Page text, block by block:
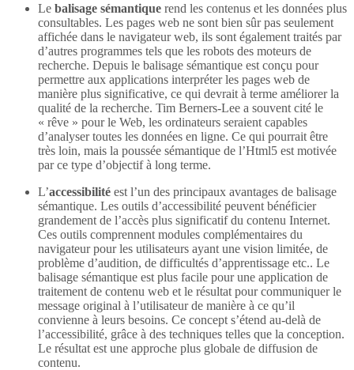
Le balisage sémantique rend les contenus et les données plus
consultables. Les pages web ne sont bien sûr pas seulement
affichée dans le navigateur web, ils sont également traités par
d’autres programmes tels que les robots des moteurs de
recherche. Depuis le balisage sémantique est conçu pour
permettre aux applications interpréter les pages web de
manière plus significative, ce qui devrait à terme améliorer la
qualité de la recherche. Tim Berners-Lee a souvent cité le
« rêve » pour le Web, les ordinateurs seraient capables
d’analyser toutes les données en ligne. Ce qui pourrait être
très loin, mais la poussée sémantique de l’Html5 est motivée
par ce type d’objectif à long terme.
L’accessibilité est l’un des principaux avantages de balisage
sémantique. Les outils d’accessibilité peuvent bénéficier
grandement de l’accès plus significatif du contenu Internet.
Ces outils comprennent modules complémentaires du
navigateur pour les utilisateurs ayant une vision limitée, de
problème d’audition, de difficultés d’apprentissage etc.. Le
balisage sémantique est plus facile pour une application de
traitement de contenu web et le résultat pour communiquer le
message original à l’utilisateur de manière à ce qu’il
convienne à leurs besoins. Ce concept s’étend au-delà de
l’accessibilité, grâce à des techniques telles que la conception.
Le résultat est une approche plus globale de diffusion de
contenu.